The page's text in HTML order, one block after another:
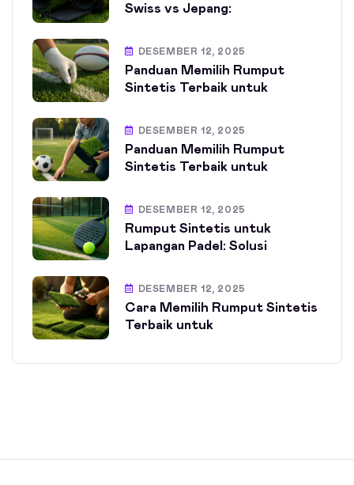
Swiss vs Jepang:
DESEMBER 12, 2025
Panduan Memilih Rumput
Sintetis Terbaik untuk
DESEMBER 12, 2025
Panduan Memilih Rumput
Sintetis Terbaik untuk
DESEMBER 12, 2025
Rumput Sintetis untuk
Lapangan Padel: Solusi
DESEMBER 12, 2025
Cara Memilih Rumput Sintetis
Terbaik untuk